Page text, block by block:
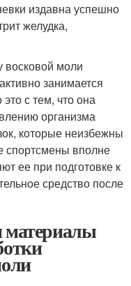
издавна успешно
желудка,
восковой моли
занимается
с тем, что она
организма
которые неизбежны
спортсмены вполне
ее при подготовке к
средство после
материалы